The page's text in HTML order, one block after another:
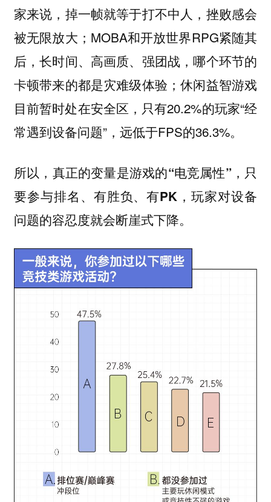
家来说，掉一帧就等于打不中人，挫败感会
被无限放大；MOBA和开放世界RPG紧随其
后，长时间、高画质、强团战，哪个环节的
卡顿带来的都是灾难级体验；休闲益智游戏
目前暂时处在安全区，只有20.2%的玩家“经
常遇到设备问题”，远低于FPS的36.3%。
所以， 真正的变量是游戏的“电竞属性”，只
要参与排名、有胜负、有PK，玩家对设备
问题的容忍度就会断崖式下降。